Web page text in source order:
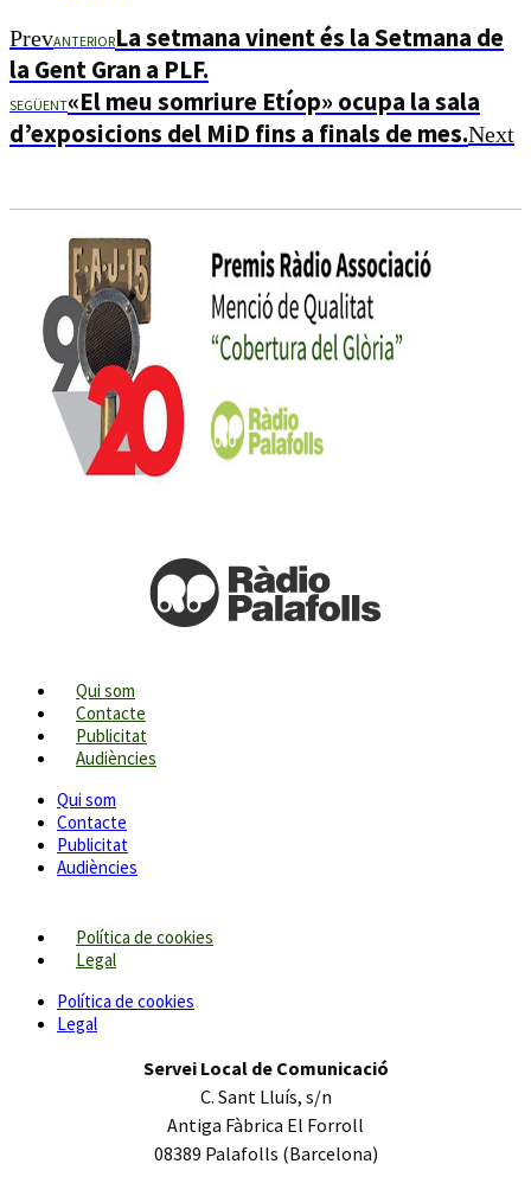
PrevANTERIORLa setmana vinent és la Setmana de
la Gent Gran a PLF.
SEGÜENT«El meu somriure Etíop» ocupa la sala
d’exposicions del MiD fins a finals de mes.Next
Qui som
Contacte
Publicitat
Audiències
Qui som
Contacte
Publicitat
Audiències
Política de cookies
Legal
Política de cookies
Legal
Servei Local de Comunicació
C. Sant Lluís, s/n
Antiga Fàbrica El Forroll
08389 Palafolls (Barcelona)